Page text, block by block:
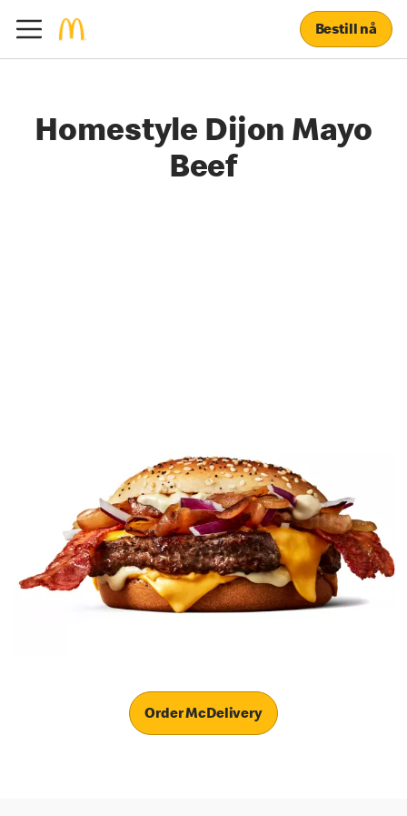
Bestill nå
Homestyle Dijon Mayo
Beef
Order McDelivery